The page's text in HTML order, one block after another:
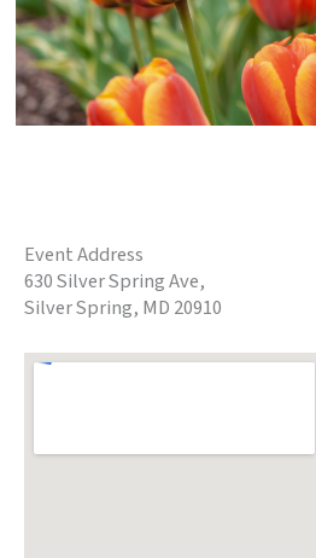
Event Address
630 Silver Spring Ave,
Silver Spring, MD 20910